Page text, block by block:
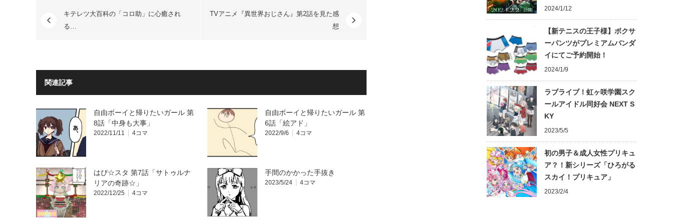
キテレツ大百科の「コロ助」に心癒され
る…
TVアニメ『異世界おじさん』第2話を見た感
想
関連記事
自由ボーイと帰りたいガール 第
8話「中身も大事」
2022/11/11 4コマ
自由ボーイと帰りたいガール 第
6話「絵アド」
2022/9/6 4コマ
はぴ☆スタ 第7話「サトゥルナ
リアの奇跡☆」
2022/12/25 4コマ
手間のかかった手抜き
2023/5/24 4コマ
2024/1/12
【新テニスの王子様】ボクサ
ーパンツがプレミアムバンダ
イにてご予約開始！
2024/1/9
ラブライブ！虹ヶ咲学園スク
ールアイドル同好会 NEXT S
KY
2023/5/5
初の男子＆成人女性プリキュ
ア？！新シリーズ「ひろがる
スカイ！プリキュア」
2023/2/4